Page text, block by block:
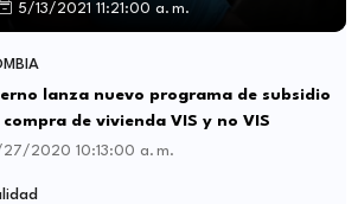
5/13/2021 11:21:00 a. m.
lanza nuevo programa de subsidio
de vivienda VIS y no VIS
2020 10:13:00 a. m.